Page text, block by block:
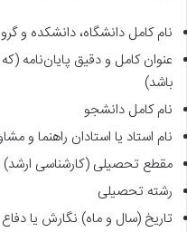
نام کامل دانشگاه، دانشکده و
عنوان کامل و دقیق پایان‌نامه
باشد)
نام کامل دانشجو
نام استاد یا استادان راهنما و
مقطع تحصیلی (کارشناسی ارشد)
رشته تحصیلی
تاریخ (سال و ماه) نگارش یا دفاع